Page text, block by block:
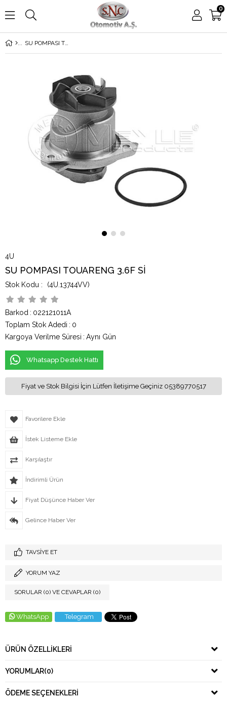
0
SU POMPASI TOUARENG 3.6F Sİ
4U
SU POMPASI TOUARENG 3.6F Sİ
(4U.13744VV)
Barkod : 022121011A
Toplam Stok Adedi : 0
Kargoya Verilme Süresi : Aynı Gün
Whatsapp Destek Hattı
Fiyat ve Stok Bilgisi İçin Lütfen İletişime Geçiniz 05389770517
Favorilere Ekle
İstek Listeme Ekle
Karşılaştır
İndirimli Ürün
Fiyat Düşünce Haber Ver
Gelince Haber Ver
TAVSIYE ET
YORUM YAZ
SORULAR (0) VE CEVAPLAR (0)
WhatsApp Telegram
ÜRÜN ÖZELLIKLERI
YORUMLAR(0)
ÖDEME SEÇENEKLERI